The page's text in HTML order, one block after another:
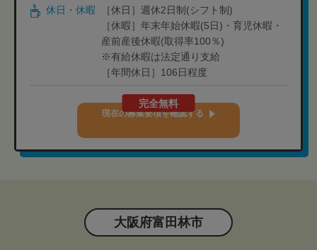
休日・休暇
［休日］週休2日制(シフト制)
［休暇］年末年始休暇(5日)・育児休暇・
産前産後休暇(取得率100％)
※有給休暇は法定通り支給
［年間休日］106日程度
完全無料
現在の募集要項を確認する
大阪府富田林市